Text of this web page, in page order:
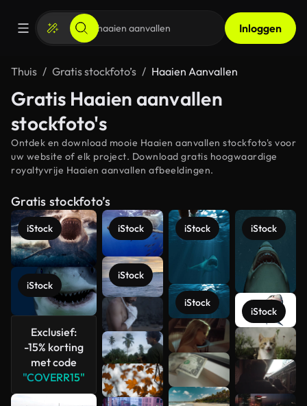
Inloggen
Thuis Gratis stockfoto’s Haaien Aanvallen
Gratis Haaien aanvallen
stockfoto's
Ontdek en download mooie Haaien aanvallen stockfoto's voor
uw website of elk project. Download gratis hoogwaardige
royaltyvrije Haaien aanvallen afbeeldingen.
Gratis stockfoto’s
iStock
iStock
Exclusief:
-15% korting
met code
"COVERR15"
iStock
iStock
iStock
iStock
iStock
iStock
Meer
bekijken